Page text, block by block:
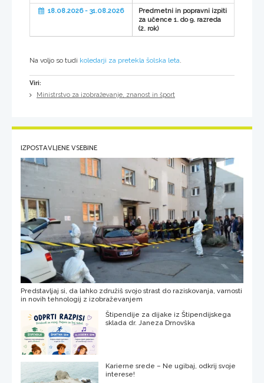
18.08.2026 - 31.08.2026
Predmetni in popravni izpiti
za učence 1. do 9. razreda
(2. rok)
Na voljo so tudi koledarji za pretekla šolska leta
Viri:
Ministrstvo za izobraževanje, znanost in šport
IZPOSTAVLJENE VSEBINE
Predstavljaj si, da lahko združiš svojo strast do raziskovanja, varnosti
in novih tehnologij z izobraževanjem
Štipendije za dijake iz Štipendijskega
sklada dr. Janeza Drnovška
Karierne srede – Ne ugibaj, odkrij svoje
interese!